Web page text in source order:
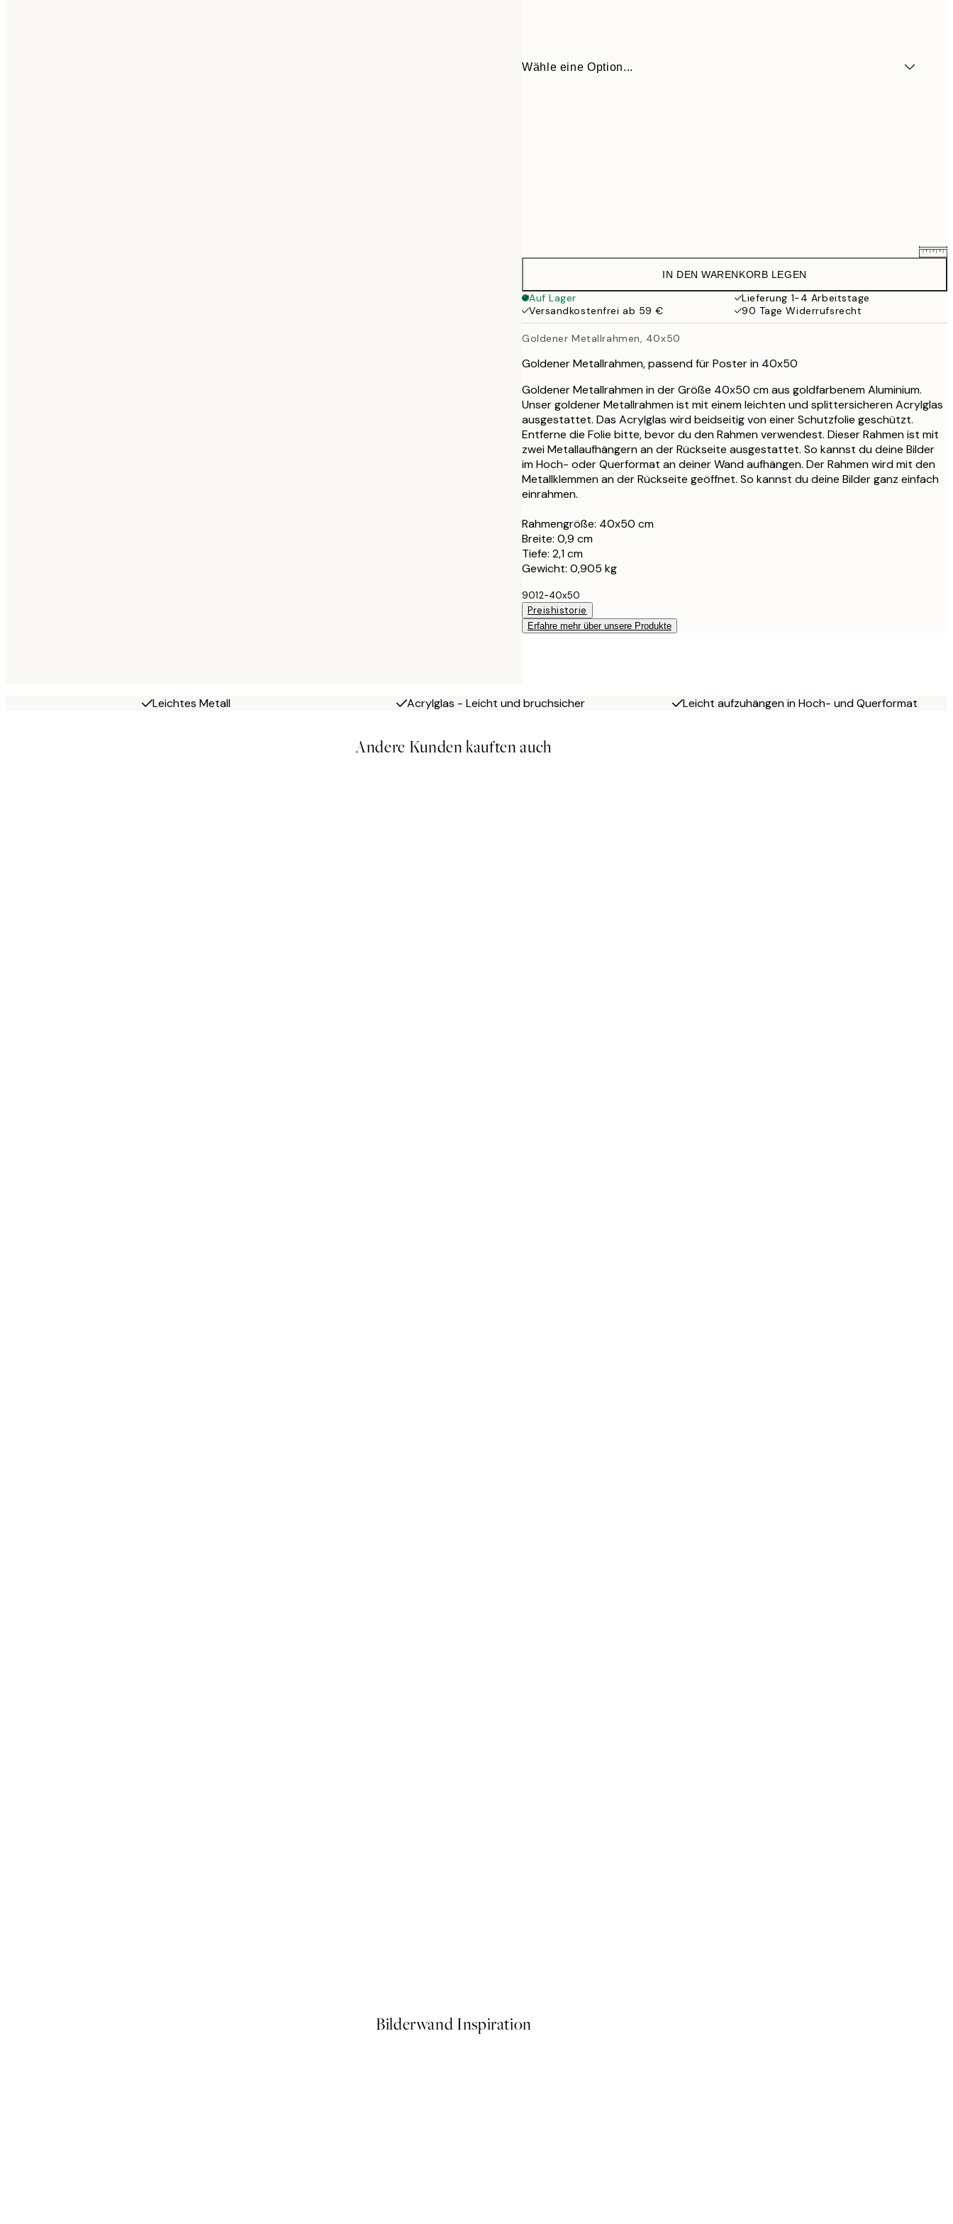
Wähle eine Option...
8,95 €
40x50 cm
50x50 cm 33,15 €
50x70 cm 38,21 €
44,95 €
56,95 €
IN DEN WARENKORB LEGEN
Auf Lager
Lieferung 1-4 Arbeitstage
Versandkostenfrei ab 59 €
90 Tage Widerrufsrecht
Goldener Metallrahmen, 40x50
Goldener Metallrahmen, passend für Poster in 40x50
Goldener Metallrahmen in der Größe 40x50 cm aus goldfarbenem Aluminium.
Unser goldener Metallrahmen ist mit einem leichten und splittersicheren Acrylglas
ausgestattet. Das Acrylglas wird beidseitig von einer Schutzfolie geschützt.
Entferne die Folie bitte, bevor du den Rahmen verwendest. Dieser Rahmen ist mit
zwei Metallaufhängern an der Rückseite ausgestattet. So kannst du deine Bilder
im Hoch- oder Querformat an deiner Wand aufhängen. Der Rahmen wird mit den
Metallklemmen an der Rückseite geöffnet. So kannst du deine Bilder ganz einfach
einrahmen.
Rahmengröße: 40x50 cm
Breite: 0,9 cm
Tiefe: 2,1 cm
Gewicht: 0,905 kg
9012-40x50
Preishistorie
Erfahre mehr über unsere Produkte
Leichtes Metall Acrylglas - Leicht und bruchsicher Leicht aufzuhängen in Hoch- und Querformat
Andere Kunden kauften auch
Bilderwand Inspiration